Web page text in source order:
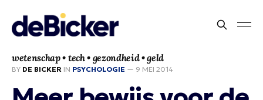
wetenschap • tech • gezondheid • geld
BY DE BICKER IN PSYCHOLOGIE — 9 MEI 2014